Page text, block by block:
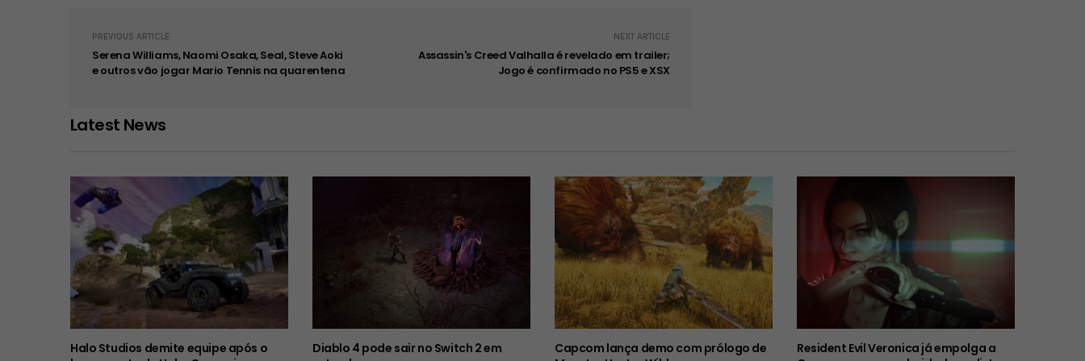
PREVIOUS ARTICLE
Serena Williams, Naomi Osaka, Seal, Steve Aoki
e outros vão jogar Mario Tennis na quarentena
NEXT ARTICLE
Assassin's Creed Valhalla é revelado em trailer;
Jogo é confirmado no PS5 e XSX
Latest News
Halo Studios demite equipe após o
Diablo 4 pode sair no Switch 2 em
Capcom lança demo com prólogo de
Resident Evil Veronica já empolga a